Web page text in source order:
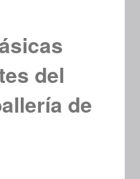
del
de